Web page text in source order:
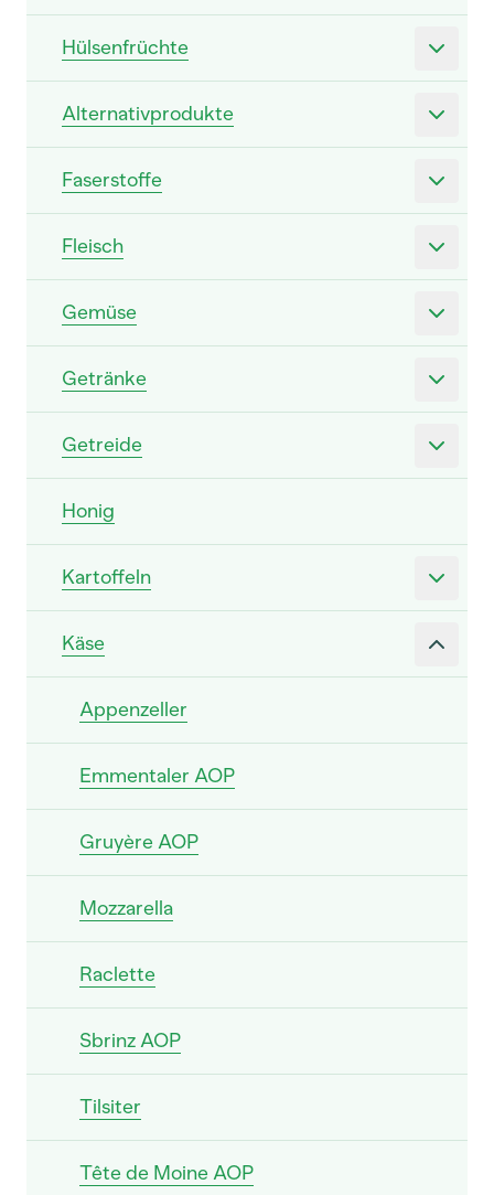
Hülsenfrüchte
Alternativprodukte
Faserstoffe
Fleisch
Gemüse
Getränke
Getreide
Honig
Kartoffeln
Käse
Appenzeller
Emmentaler AOP
Gruyère AOP
Mozzarella
Raclette
Sbrinz AOP
Tilsiter
Tête de Moine AOP